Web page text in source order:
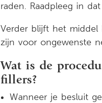
raden. Raadpleeg in
Verder blijft het
zijn voor ongewenste
Wat is de
fillers?
Wanneer je besluit